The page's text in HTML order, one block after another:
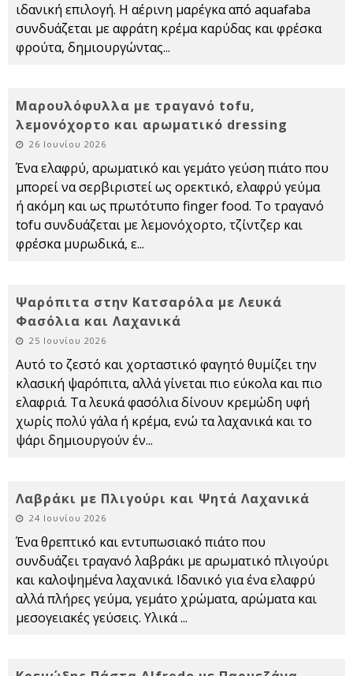
ιδανική επιλογή. Η αέρινη μαρέγκα από aquafaba
συνδυάζεται με αφράτη κρέμα καρύδας και φρέσκα
φρούτα, δημιουργώντας...
Μαρουλόφυλλα με τραγανό tofu,
λεμονόχορτο και αρωματικό dressing
26 Ιουνίου 2026
Ένα ελαφρύ, αρωματικό και γεμάτο γεύση πιάτο που
μπορεί να σερβιριστεί ως ορεκτικό, ελαφρύ γεύμα
ή ακόμη και ως πρωτότυπο finger food. Το τραγανό
tofu συνδυάζεται με λεμονόχορτο, τζίντζερ και
φρέσκα μυρωδικά, ε...
Ψαρόπιτα στην Κατσαρόλα με Λευκά
Φασόλια και Λαχανικά
25 Ιουνίου 2026
Αυτό το ζεστό και χορταστικό φαγητό θυμίζει την
κλασική ψαρόπιτα, αλλά γίνεται πιο εύκολα και πιο
ελαφριά. Τα λευκά φασόλια δίνουν κρεμώδη υφή
χωρίς πολύ γάλα ή κρέμα, ενώ τα λαχανικά και το
ψάρι δημιουργούν έν...
Λαβράκι με Πλιγούρι και Ψητά Λαχανικά
24 Ιουνίου 2026
Ένα θρεπτικό και εντυπωσιακό πιάτο που
συνδυάζει τραγανό λαβράκι με αρωματικό πλιγούρι
και καλοψημένα λαχανικά. Ιδανικό για ένα ελαφρύ
αλλά πλήρες γεύμα, γεμάτο χρώματα, αρώματα και
μεσογειακές γεύσεις. Υλικά...